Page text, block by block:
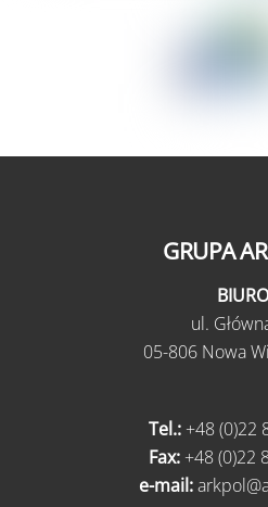
GRUPA
BIURO
ul.
05-806 Nowa
Tel.:+48 (0)22
Fax: +48 (0)22
e-mail: